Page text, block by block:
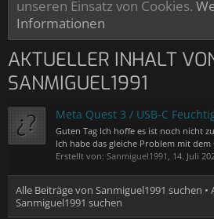
unseren Einsatz von Cookies.
Informationen
AKTUELLER INHALT
SANMIGUEL1991
Meta Quest 3 / USB-C
Guten Tag Ich hoffe es ist noch nicht
Ich habe das gleiche Problem mit
Erstellt von: Sanmiguel1991 , 14. Juli
Alle Beiträge von Sanmiguel1991 suchen
Sanmiguel1991 suchen